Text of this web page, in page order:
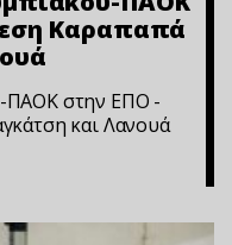
Καραπαπά
ΠΑΟΚ στην ΕΠΟ -
και Λανουά